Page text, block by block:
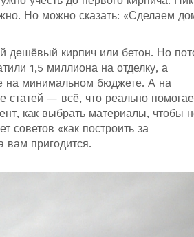
Но можно сказать: «Сделаем
дешёвый кирпич или бетон. Но
1,5 миллиона на отделку, а
на минимальном бюджете. А на
статей — всё, что реально
как выбрать материалы, чтобы
советов «как построить за
вам пригодится.